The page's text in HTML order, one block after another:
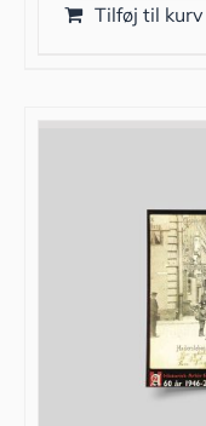
Tilføj til kurv